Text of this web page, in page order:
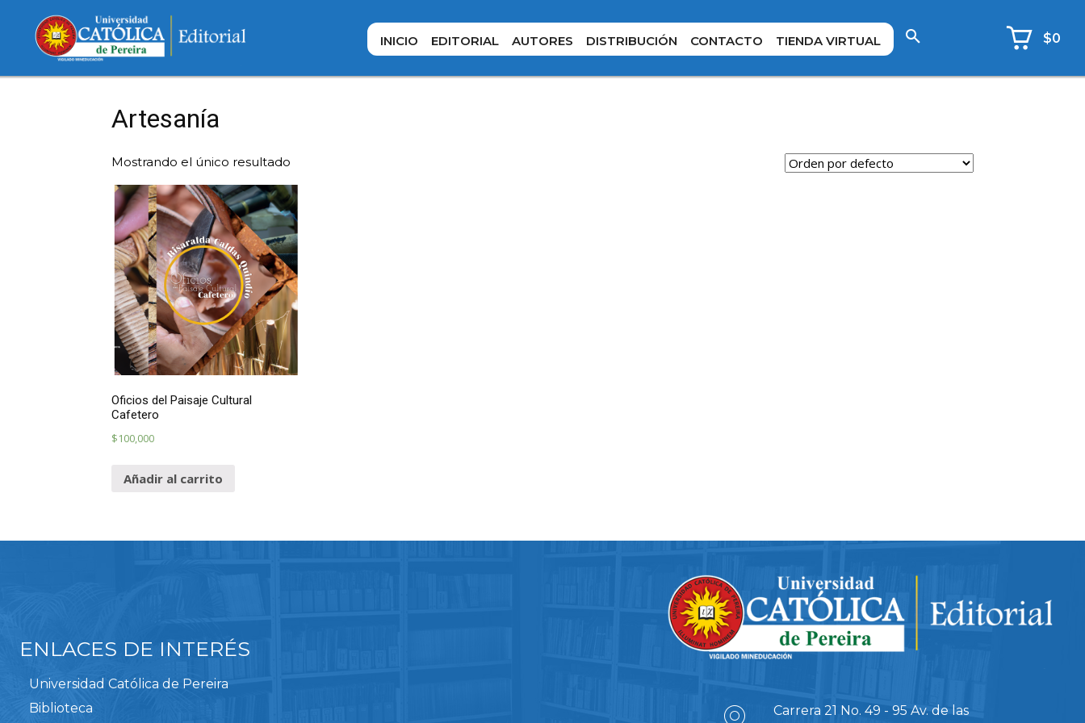
INICIO EDITORIAL AUTORES DISTRIBUCIÓN CONTACTO TIENDA VIRTUAL $0
Artesanía
Mostrando el único resultado
Oficios del Paisaje Cultural
Cafetero
$100,000
Añadir al carrito
ENLACES DE INTERÉS
Universidad Católica de Pereira
Biblioteca
Carrera 21 No. 49 - 95 Av. de las